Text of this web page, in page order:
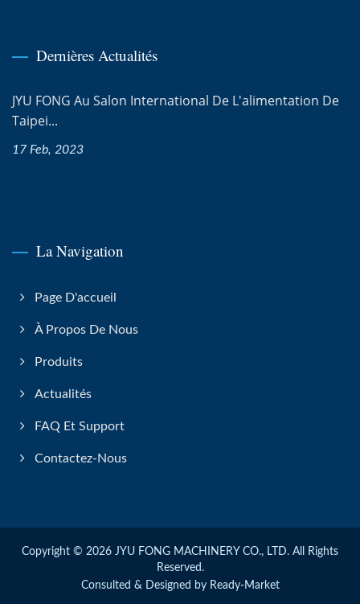
Dernières Actualités
JYU FONG Au Salon International De L'alimentation De
Taipei...
17 Feb, 2023
La Navigation
Page D'accueil
À Propos De Nous
Produits
Actualités
FAQ Et Support
Contactez-Nous
Copyright © 2026 JYU FONG MACHINERY CO., LTD. All Rights
Reserved.
Consulted & Designed by Ready-Market